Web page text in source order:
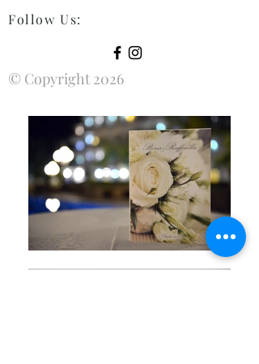
Follow Us:
© Copyright 2026